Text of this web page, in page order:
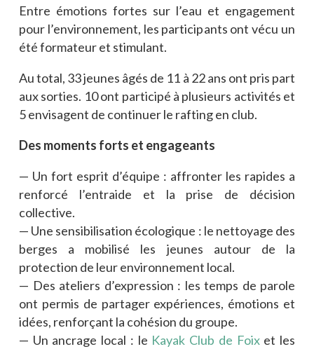
Entre émotions fortes sur l’eau et engagement
pour l’environnement, les participants ont vécu un
été formateur et stimulant.
Au total, 33 jeunes âgés de 11 à 22 ans ont pris part
aux sorties. 10 ont participé à plusieurs activités et
5 envisagent de continuer le rafting en club.
Des moments forts et engageants
— Un fort esprit d’équipe : affronter les rapides a
renforcé l’entraide et la prise de décision
collective.
— Une sensibilisation écologique : le nettoyage des
berges a mobilisé les jeunes autour de la
protection de leur environnement local.
— Des ateliers d’expression : les temps de parole
ont permis de partager expériences, émotions et
idées, renforçant la cohésion du groupe.
— Un ancrage local : le Kayak Club de Foixet les